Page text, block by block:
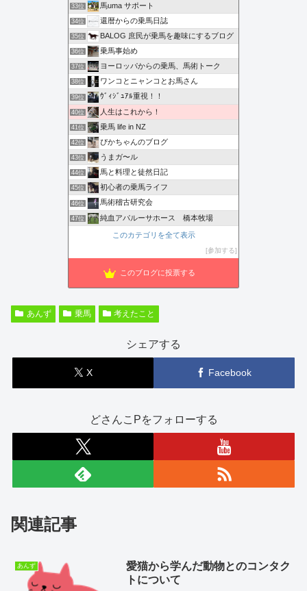
33位 馬uma サポート
34位 還暦からの乗馬日誌
35位 BALOG 庶民が乗馬を趣味にするブログ
36位 乗馬事始め
37位 ヨーロッパからの乗馬、馬術トーク
38位 ワンコとニャンコとお馬さん
39位 ｳﾞｨｼﾞｭｱﾙ重視！！
40位 人生はこれから！
41位 乗馬 life in NZ
42位 ぴかちゃんのブログ
43位 うまガ〜ル
44位 馬と料理と徒然日記
45位 初心者の乗馬ライフ
46位 馬術稽古研究会
47位 純血アパルーサホース 橋本牧場
このカテゴリを全て表示
参加する
このブログに投票する
あんず 乗馬 考えたこと
シェアする
X Facebook
どさんこPをフォローする
関連記事
あんず
愛猫から学んだ動物とのコンタク
トについて